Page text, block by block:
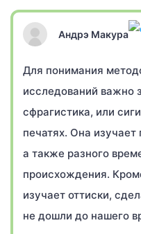
Андрэ Макура
Для понимания
исследований важно
сфрагистика, или
печатях. Она изучает
а также разного
происхождения.
изучает оттиски,
не дошли до нашего